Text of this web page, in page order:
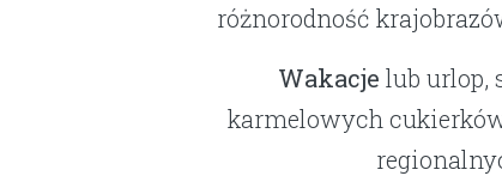
różnorodność
Wakacje lub urlop,
karmelowych